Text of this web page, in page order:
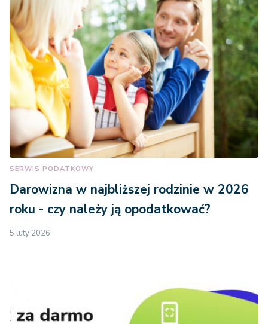
SERWIS PODATKOWY
Darowizna w najbliższej rodzinie w 2026
roku - czy należy ją opodatkować?
5 luty 2026